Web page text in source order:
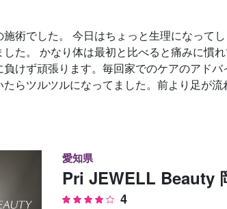
術でした。 今日はちょっと生理になって
した。 かなり体は最初と比べると痛みに慣
けず頑張ります。毎回家でのケアのアド
らツルツルになってました。前より足が
愛知県
Pri JEWELL Beauty
4